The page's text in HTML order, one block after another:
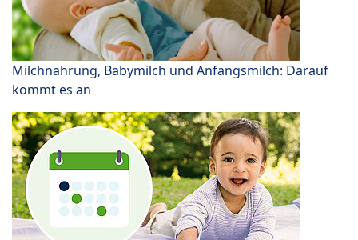
Milchnahrung, Babymilch und Anfangsmilch: Darauf
kommt es an